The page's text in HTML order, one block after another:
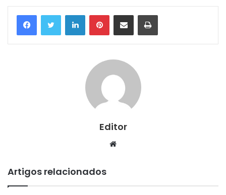
LinkedinPinterestCompartilhar via e-mail Imprimir
Editor
Website
Artigos relacionados